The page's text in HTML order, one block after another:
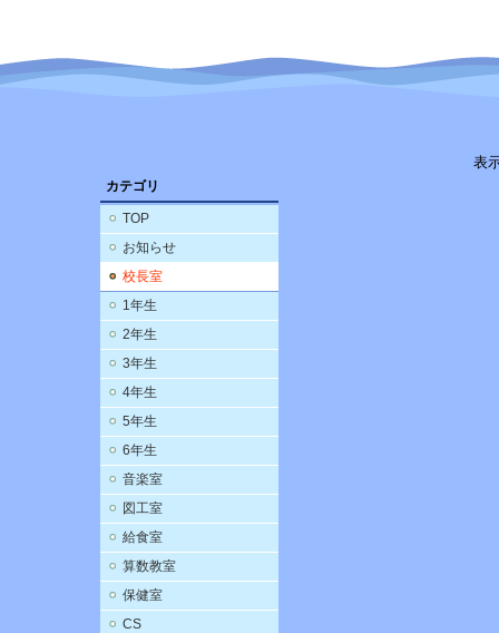
カテゴリ
TOP
お知らせ
校長室
1年生
2年生
3年生
4年生
5年生
6年生
音楽室
図工室
給食室
算数教室
保健室
CS
表